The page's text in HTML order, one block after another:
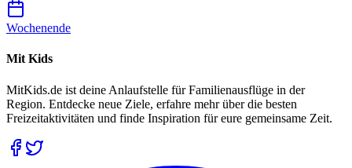
Wochenende
Mit Kids
MitKids.de ist deine Anlaufstelle für Familienausflüge in der
Region. Entdecke neue Ziele, erfahre mehr über die besten
Freizeitaktivitäten und finde Inspiration für eure gemeinsame Zeit.